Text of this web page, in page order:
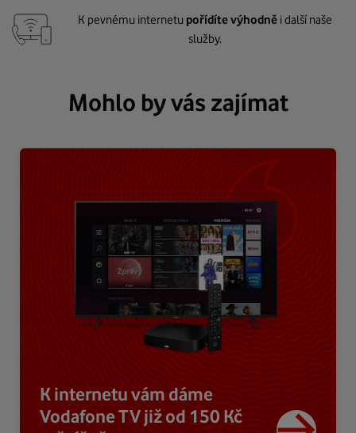
K pevnému internetu pořídíte výhodně i další naše
služby.
Mohlo by vás zajímat
K internetu vám dáme
Vodafone TV již od 150 Kč